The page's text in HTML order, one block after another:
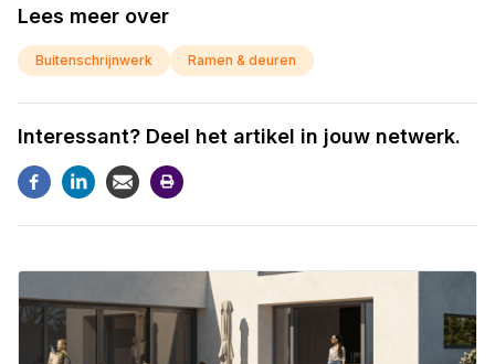
Lees meer over
Buitenschrijnwerk Ramen & deuren
Interessant? Deel het artikel in jouw netwerk.